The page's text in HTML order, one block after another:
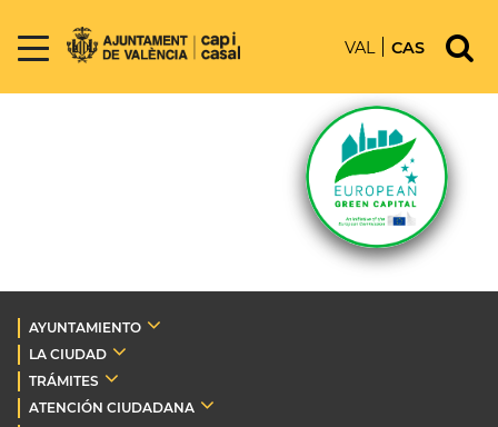
VAL CAS
AYUNTAMIENTO
LA CIUDAD
TRÁMITES
ATENCIÓN CIUDADANA